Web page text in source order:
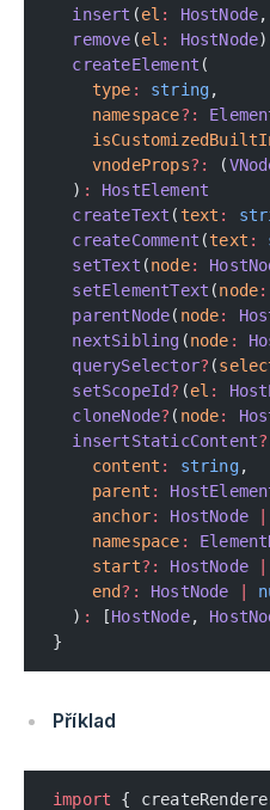
  insert
(el : HostNode,
  remove
(el : HostNode)
  createElement
(
    type
: string,
    namespace
?:
    vnodeProps
?: (
  )
:
HostElement
  createText
(text :
  createComment
(text :
  setText
(node:
  setElementText
(node:
  parentNode
( node:
  nextSibling
(node :
  querySelector
? (
  setScopeId
? (el :
  cloneNode
? ( node:
  insertStaticContent
?
    content
: string,
    parent
:
    anchor
: HostNode
    namespace
:
    start
?: HostNode
    end
?: HostNode
  )
: [HostNode,
}
Příklad
import {